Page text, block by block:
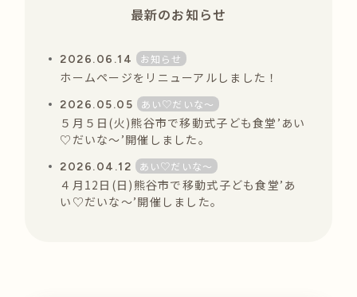
最新のお知らせ
2026.06.14 お知らせ
ホームページをリニューアルしました！
2026.05.05 あい♡だいな〜
５月５日(火)熊谷市で移動式子ども食堂’あい
♡だいな〜’開催しました。
2026.04.12 あい♡だいな〜
４月12日(日)熊谷市で移動式子ども食堂’あ
い♡だいな〜’開催しました。